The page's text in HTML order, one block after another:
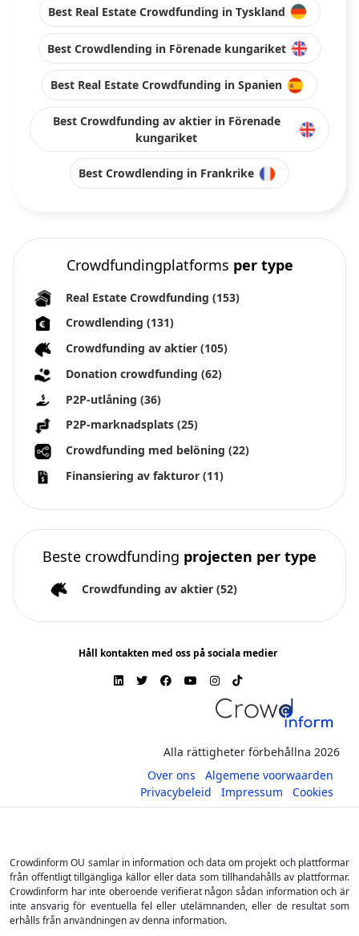
Best Real Estate Crowdfunding in Tyskland
Best Crowdlending in Förenade kungariket
Best Real Estate Crowdfunding in Spanien
Best Crowdfunding av aktier in Förenade
kungariket
Best Crowdlending in Frankrike
Crowdfundingplatforms per type
Real Estate Crowdfunding (153)
Crowdlending (131)
Crowdfunding av aktier (105)
Donation crowdfunding (62)
P2P-utlåning (36)
P2P-marknadsplats (25)
Crowdfunding med belöning (22)
Finansiering av fakturor (11)
Beste crowdfunding projecten per type
Crowdfunding av aktier (52)
Håll kontakten med oss på sociala medier
Alla rättigheter förbehållna 2026
Over ons
Algemene voorwaarden
Privacybeleid
Impressum Cookies
Crowdinform OU samlar in information och data om projekt och plattformar
från offentligt tillgängliga källor eller data som tillhandahålls av plattformar.
Crowdinform har inte oberoende verifierat någon sådan information och är
inte ansvarig för eventuella fel eller utelämnanden, eller de resultat som
erhålls från användningen av denna information.